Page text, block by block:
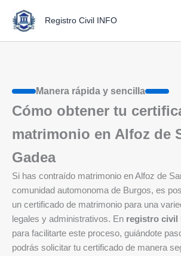
contenido
Registro Civil INFO
Manera rápida y sencilla
Cómo obtener tu
matrimonio en Alfoz de
Gadea
Si has contraído matrimonio en Alfoz de
comunidad automonoma de Burgos, es
un certificado de matrimonio para una
legales y administrativos. En registro civil
para facilitarte este proceso, guiándote
podrás solicitar tu certificado de manera